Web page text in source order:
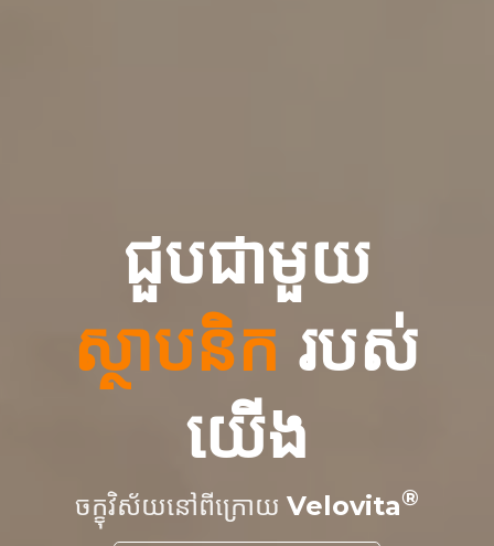
ជួបជាមួយ
ស្ថាបនិក របស់
យើង
ចក្ខុវិស័យនៅពីក្រោយ Velovita